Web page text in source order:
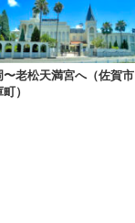
〜老松天満宮へ（佐賀市
）